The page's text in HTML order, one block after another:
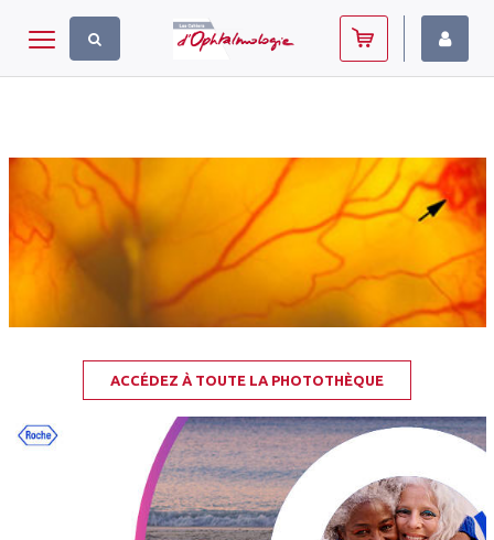
Toggle navigation
ACCÉDEZ À TOUTE LA PHOTOTHÈQUE
Panneau de gestion des cookies